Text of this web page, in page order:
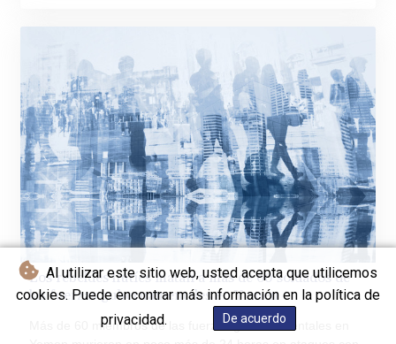
Al utilizar este sitio web, usted acepta que utilicemos
cookies. Puede encontrar más información en la política de
privacidad.
De acuerdo
Los rebeldes hutíes matan a más de 60 soldados de
las fuerzas gubernamentales en Yemen
Más de 60 miembros de las fuerzas gubernamentales en